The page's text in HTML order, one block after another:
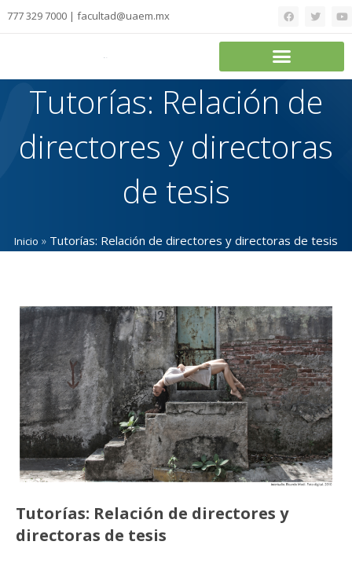
777 329 7000 | facultad@uaem.mx
Tutorías: Relación de
directores y directoras
de tesis
Inicio » Tutorías: Relación de directores y directoras de tesis
Tutorías: Relación de directores y
directoras de tesis